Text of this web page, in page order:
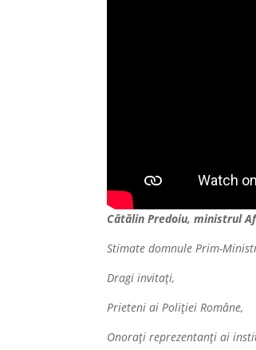
Cătălin Predoiu, ministrul
Stimate domnule Prim-
Dragi invitați,
Prieteni ai Poliției Române,
Onorați reprezentanți ai